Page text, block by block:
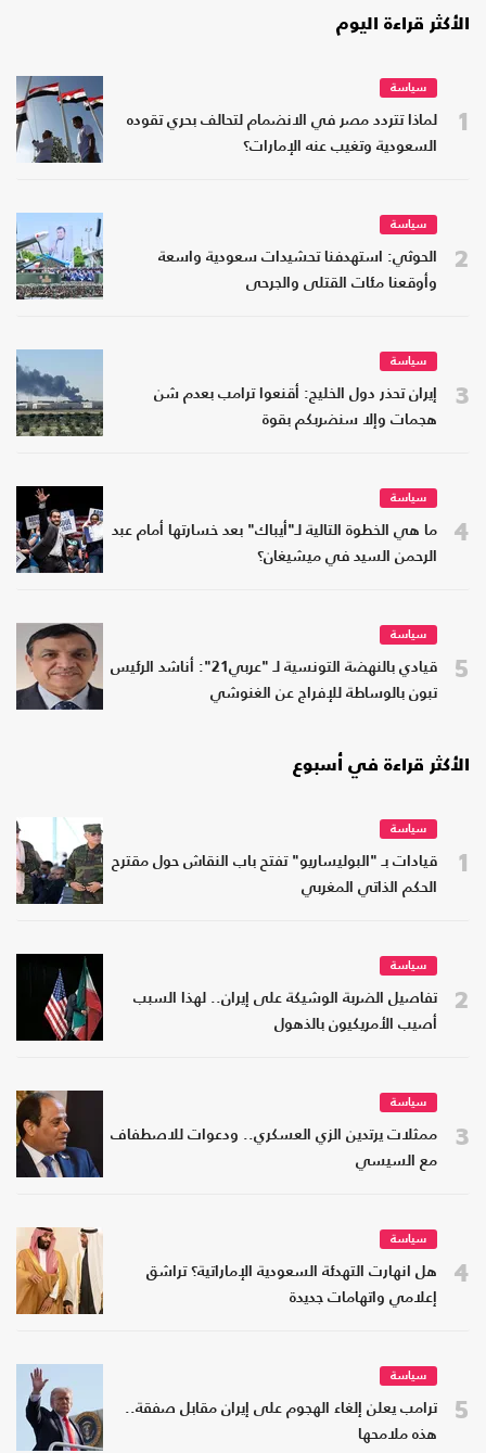
الأكثر قراءة اليوم
1
سياسة
لماذا تتردد مصر في الانضمام لتحالف بحري تقوده
السعودية وتغيب عنه الإمارات؟
2
سياسة
الحوثي: استهدفنا تحشيدات سعودية واسعة
وأوقعنا مئات القتلى والجرحى
3
سياسة
إيران تحذر دول الخليج: أقنعوا ترامب بعدم شن
هجمات وإلا سنضربكم بقوة
4
سياسة
ما هي الخطوة التالية لـ"أيباك" بعد خسارتها أمام عبد
الرحمن السيد في ميشيغان؟
5
سياسة
قيادي بالنهضة التونسية لـ "عربي21": أناشد الرئيس
تبون بالوساطة للإفراج عن الغنوشي
الأكثر قراءة في أسبوع
1
سياسة
قيادات بـ "البوليساريو" تفتح باب النقاش حول مقترح
الحكم الذاتي المغربي
2
سياسة
تفاصيل الضربة الوشيكة على إيران.. لهذا السبب
أصيب الأمريكيون بالذهول
3
سياسة
ممثلات يرتدين الزي العسكري.. ودعوات للاصطفاف
مع السيسي
4
سياسة
هل انهارت التهدئة السعودية الإماراتية؟ تراشق
إعلامي واتهامات جديدة
5
سياسة
ترامب يعلن إلغاء الهجوم على إيران مقابل صفقة..
هذه ملامحها